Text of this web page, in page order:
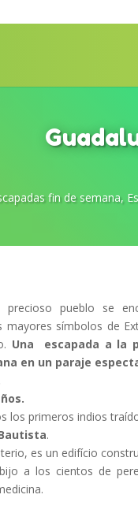
fin de semana,
precioso pueblo se
mayores símbolos de
Una escapada a la
en un paraje
los primeros indios
.
es un edifício
a los cientos de